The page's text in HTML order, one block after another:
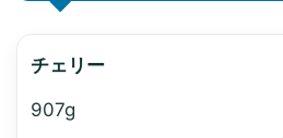
チェリー
907g